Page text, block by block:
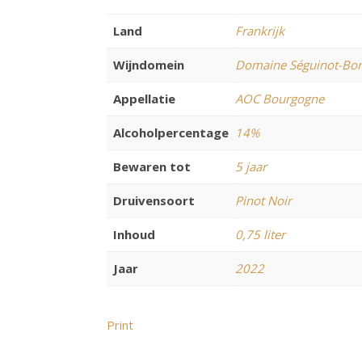
Land Frankrijk
Wijndomein Domaine Séguinot-
Appellatie AOC Bourgogne
Alcoholpercentage 14%
Bewaren tot 5 jaar
Druivensoort Pinot Noir
Inhoud 0,75 liter
Jaar 2022
Print